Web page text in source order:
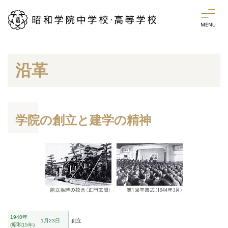
昭和学院のあゆみ
沿革
学院の創立と建学の精神
1940年
昭和15年
1月23日 創立